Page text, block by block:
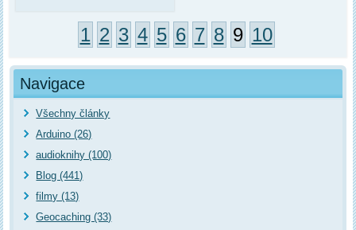
1 2 3 4 5 6 7 8 9 10
Navigace
Všechny články
Arduino (26)
audioknihy (100)
Blog (441)
filmy (13)
Geocaching (33)